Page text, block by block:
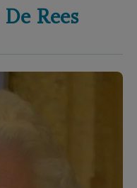
De Rees